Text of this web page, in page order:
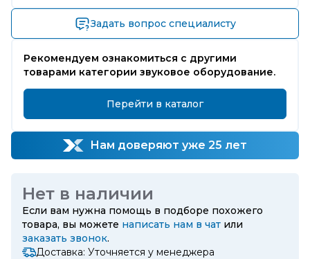
Задать вопрос специалисту
Рекомендуем ознакомиться с другими
товарами категории звуковое оборудование.
Перейти в каталог
Нам доверяют уже 25 лет
Нет в наличии
Если вам нужна помощь в подборе похожего
товара, вы можете написать нам в чат или
заказать звонок.
Доставка: Уточняется у менеджера